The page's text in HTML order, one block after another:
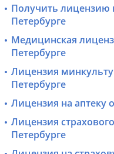
Получить лицензию
Петербурге
Медицинская
Петербурге
Лицензия
Петербурге
Лицензия на аптеку
Лицензия
Петербурге